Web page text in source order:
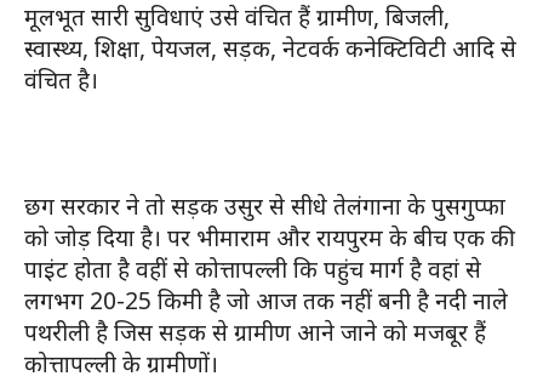
मूलभूत सारी सुविधाएं उसे वंचित हैं ग्रामीण, बिजली,
स्वास्थ्य, शिक्षा, पेयजल, सड़क, नेटवर्क कनेक्टिविटी आदि से
वंचित है।
छग सरकार ने तो सड़क उसुर से सीधे तेलंगाना के पुसगुप्फा
को जोड़ दिया है। पर भीमाराम और रायपुरम के बीच एक की
पाइंट होता है वहीं से कोत्तापल्ली कि पहुंच मार्ग है वहां से
लगभग 20-25 किमी है जो आज तक नहीं बनी है नदी नाले
पथरीली है जिस सड़क से ग्रामीण आने जाने को मजबूर हैं
कोत्तापल्ली के ग्रामीणों।